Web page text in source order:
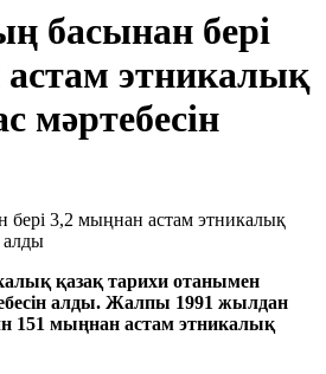
басынан бері
этникалық
мәртебесін
қазақ тарихи отанымен
алды. Жалпы 1991 жылдан
151 мыңнан астам этникалық